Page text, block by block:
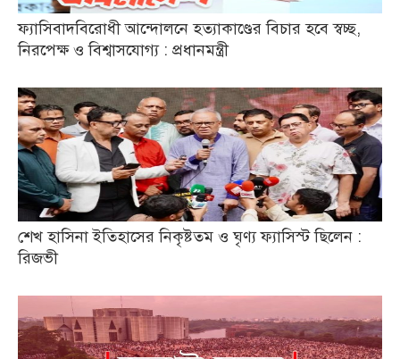
ফ্যাসিবাদবিরোধী আন্দোলনে হত্যাকাণ্ডের বিচার হবে স্বচ্ছ,
নিরপেক্ষ ও বিশ্বাসযোগ্য : প্রধানমন্ত্রী
শেখ হাসিনা ইতিহাসের নিকৃষ্টতম ও ঘৃণ্য ফ্যাসিস্ট ছিলেন :
রিজভী